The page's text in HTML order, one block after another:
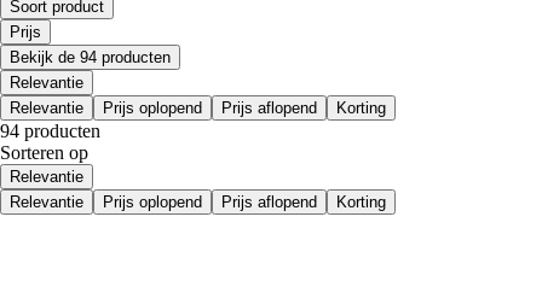
Soort product
Prijs
Bekijk de 94 producten
Relevantie
Relevantie
Prijs oplopend Prijs aflopend Korting
94 producten
Sorteren op
Relevantie
Relevantie
Prijs oplopend Prijs aflopend Korting